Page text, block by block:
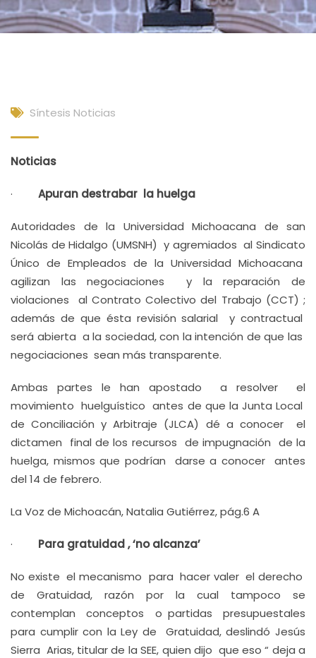
Síntesis Noticias
Noticias
· Apuran destrabar la huelga
Autoridades de la Universidad Michoacana de san
Nicolás de Hidalgo (UMSNH) y agremiados al Sindicato
Único de Empleados de la Universidad Michoacana
agilizan las negociaciones y la reparación de
violaciones al Contrato Colectivo del Trabajo (CCT) ;
además de que ésta revisión salarial y contractual
será abierta a la sociedad, con la intención de que las
negociaciones sean más transparente.
Ambas partes le han apostado a resolver el
movimiento huelguístico antes de que la Junta Local
de Conciliación y Arbitraje (JLCA) dé a conocer el
dictamen final de los recursos de impugnación de la
huelga, mismos que podrían darse a conocer antes
del 14 de febrero.
La Voz de Michoacán, Natalia Gutiérrez, pág.6 A
· Para gratuidad , ‘no alcanza’
No existe el mecanismo para hacer valer el derecho
de Gratuidad, razón por la cual tampoco se
contemplan conceptos o partidas presupuestales
para cumplir con la Ley de Gratuidad, deslindó Jesús
Sierra Arias, titular de la SEE, quien dijo que eso “ deja a